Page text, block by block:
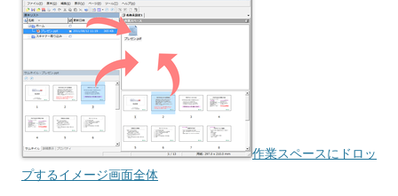
作業スペースにドロッ
プするイメージ画面全体